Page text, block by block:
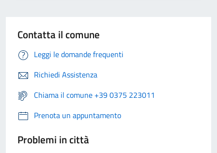
Contatta il comune
Leggi le domande frequenti
Richiedi Assistenza
Chiama il comune +39 0375 223011
Prenota un appuntamento
Problemi in città